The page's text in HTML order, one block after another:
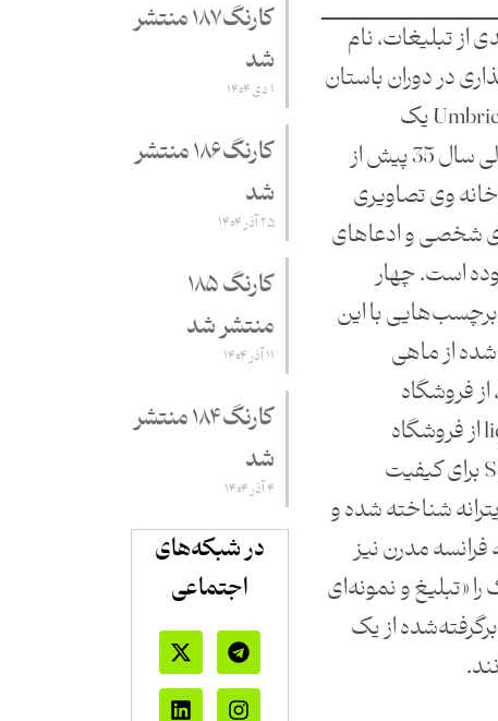
تبلیغات، نام
در دوران باستان
است. برای نمونه Umbricius Scauras یک
تولید‌کننده سس‌‌ماهی در حوالی سال 35 پیش از
وی تصاویری
شخصی و ادعاهای
است. چهار
با این
از ماهی
خال‌مخالی محصول Scaurus، از فروشگاه
Scaurus» یا «بهترین liquamen از فروشگاه
Scaurus». سس‌ماهی Scauras برای کیفیت
شناخته شده و
مدرن نیز
«تبلیغ و نمونه‌ای
از یک
کارنگ ۱۸۷ منتشر
شد
۱ دی ۱۴۰۴
کارنگ ۱۸۶ منتشر
شد
۲۵ آذر ۱۴۰۴
کارنگ ۱۸۵
منتشر شد
۱۱ آذر ۱۴۰۴
کارنگ ۱۸۴ منتشر
شد
۴ آذر ۱۴۰۴
در شبکه‌های
اجتماعی